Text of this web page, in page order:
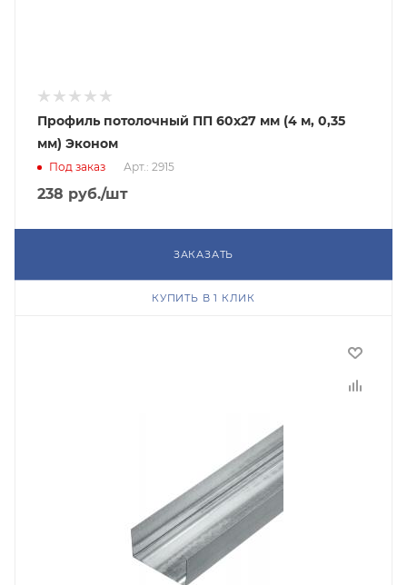
Профиль потолочный ПП 60х27 мм (4 м, 0,35
мм) Эконом
Под заказ Арт.: 2915
238 руб./шт
ЗАКАЗАТЬ
КУПИТЬ В 1 КЛИК